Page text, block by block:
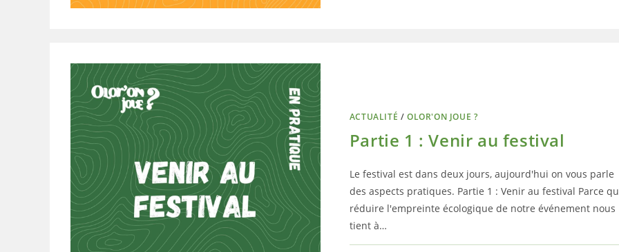
ACTUALITÉ /OLOR'ON JOUE ?
Partie 1 : Venir au festival
Le festival est dans deux jours, aujourd'hui on vous parle
des aspects pratiques. Partie 1 : Venir au festival Parce
réduire l'empreinte écologique de notre événement nous
tient à…